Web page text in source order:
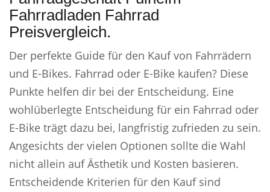
Fahrradladen Fahrrad
Preisvergleich.
Der perfekte Guide für den Kauf von Fahrrädern
und E-Bikes. Fahrrad oder E-Bike kaufen? Diese
Punkte helfen dir bei der Entscheidung. Eine
wohlüberlegte Entscheidung für ein Fahrrad oder
E-Bike trägt dazu bei, langfristig zufrieden zu sein.
Angesichts der vielen Optionen sollte die Wahl
nicht allein auf Ästhetik und Kosten basieren.
Entscheidende Kriterien für den Kauf sind